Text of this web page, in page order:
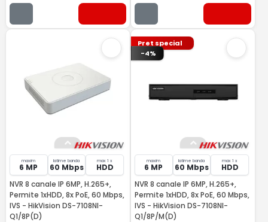
maxim
6 MP
latime banda
60 Mbps
max 1 x
HDD
NVR 8 canale IP 6MP, H.265+,
Permite 1xHDD, 8x PoE, 60 Mbps,
IVS - HikVision DS-7108NI-
Q1/8P(D)
Pret special
-4%
maxim
6 MP
latime banda
60 Mbps
max 1 x
HDD
NVR 8 canale IP 6MP, H.265+,
Permite 1xHDD, 8x PoE, 60 Mbps,
IVS - HikVision DS-7108NI-
Q1/8P/M(D)